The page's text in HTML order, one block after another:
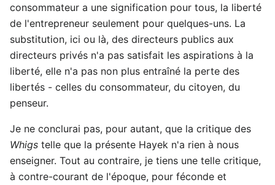
consommateur a une signification pour tous, la liberté
de l'entrepreneur seulement pour quelques-uns. La
substitution, ici ou là, des directeurs publics aux
directeurs privés n'a pas satisfait les aspirations à la
liberté, elle n'a pas non plus entraîné la perte des
libertés - celles du consommateur, du citoyen, du
penseur.
Je ne conclurai pas, pour autant, que la critique des
Whigs telle que la présente Hayek n'a rien à nous
enseigner. Tout au contraire, je tiens une telle critique,
à contre-courant de l'époque, pour féconde et